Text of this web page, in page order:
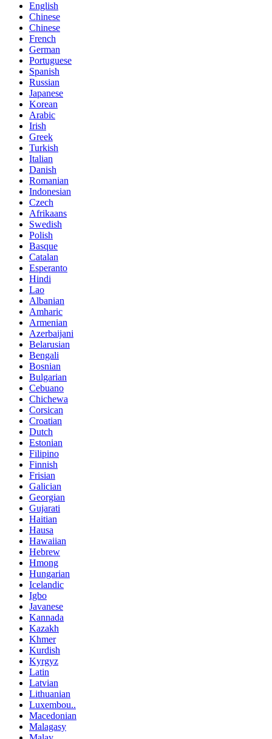
English
Chinese
Chinese
French
German
Portuguese
Spanish
Russian
Japanese
Korean
Arabic
Irish
Greek
Turkish
Italian
Danish
Romanian
Indonesian
Czech
Afrikaans
Swedish
Polish
Basque
Catalan
Esperanto
Hindi
Lao
Albanian
Amharic
Armenian
Azerbaijani
Belarusian
Bengali
Bosnian
Bulgarian
Cebuano
Chichewa
Corsican
Croatian
Dutch
Estonian
Filipino
Finnish
Frisian
Galician
Georgian
Gujarati
Haitian
Hausa
Hawaiian
Hebrew
Hmong
Hungarian
Icelandic
Igbo
Javanese
Kannada
Kazakh
Khmer
Kurdish
Kyrgyz
Latin
Latvian
Lithuanian
Luxembou..
Macedonian
Malagasy